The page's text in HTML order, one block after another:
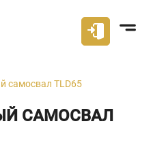
самосвал TLD65
САМОСВАЛ